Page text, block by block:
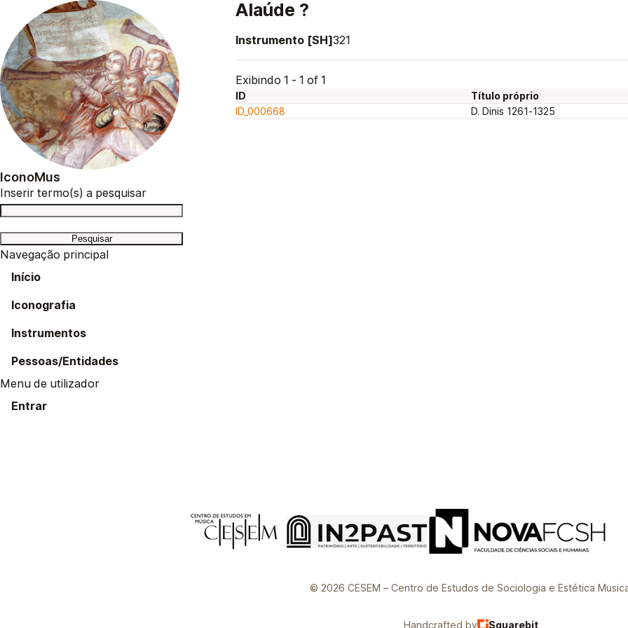
IconoMus
Inserir termo(s) a pesquisar
Navegação principal
Início
Iconografia
Instrumentos
Pessoas/Entidades
Menu de utilizador
Entrar
Alaúde ?
Instrumento [SH]321
Exibindo 1 - 1 of 1
ID
Título próprio
ID_000668
D. Dinis 1261-1325
© 2026 CESEM – Centro de Estudos de Sociologia e Estética
Handcrafted by Squarebit